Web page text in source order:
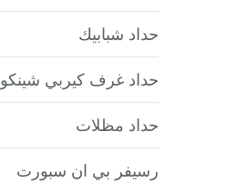
حداد شبابيك
حداد غرف كيربي شينكو
حداد مظلات
رسيفر بي ان سبورت